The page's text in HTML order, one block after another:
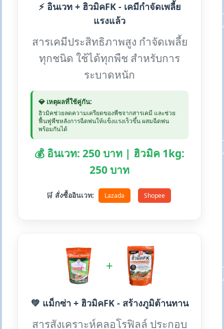
⚡ อินเวท + ฮิวมิคFK - เคมีกำจัดเพลี้ย
แรงแล้ว
สารเคมีประสิทธิภาพสูง กำจัดเพลี้ย
ทุกชนิด ใช้ได้ทุกพืช สำหรับการ
ระบาดหนัก
💎 เหตุผลที่ใช้คู่กัน:
ฮิวมิคช่วยลดความเครียดของพืชจากสารเคมี และช่วย
ฟื้นฟูพืชหลังการฉีดพ่นให้แข็งแรงเร็วขึ้น ผสมฉีดพ่น
พร้อมกันได้
💰 อินเวท: 250 บาท | ฮิวมิค 1kg:
250 บาท
🛒 สั่งซื้ออินเวท: Lazada Shopee
+
💚 แม็กซ่า + ฮิวมิคFK - สร้างภูมิต้านทาน
สารสังเคราะห์คลอโรฟิลล์ ประกอบ